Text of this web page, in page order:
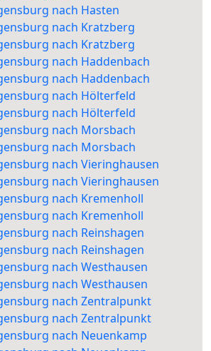
nach Hasten
nach Kratzberg
nach Kratzberg
nach Haddenbach
nach Haddenbach
nach Hölterfeld
nach Hölterfeld
nach Morsbach
nach Morsbach
nach Vieringhausen
nach Vieringhausen
nach Kremenholl
nach Kremenholl
nach Reinshagen
nach Reinshagen
nach Westhausen
nach Westhausen
nach Zentralpunkt
nach Zentralpunkt
nach Neuenkamp